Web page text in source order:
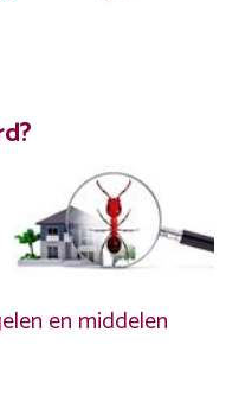
en middelen